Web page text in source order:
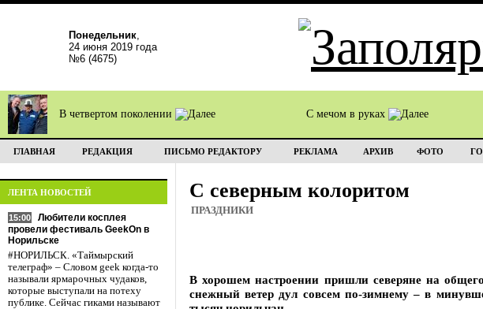
Понедельник,
24 июня 2019 года
№6 (4675)
В четвертом поколении С мечом в руках
ГЛАВНАЯ РЕДАКЦИЯ ПИСЬМО РЕДАКТОРУ РЕКЛАМА АРХИВ ФОТО
ЛЕНТА НОВОСТЕЙ
15:00
Любители косплея
провели фестиваль GeekOn в
Норильске
#НОРИЛЬСК. «Таймырский
телеграф» – Словом geek когда-то
называли ярмарочных чудаков,
которые выступали на потеху
публике. Сейчас гиками называют
С северным колоритом
ПРАЗДНИКИ
В хорошем настроении пришли северяне на
снежный ветер дул совсем по-зимнему – в